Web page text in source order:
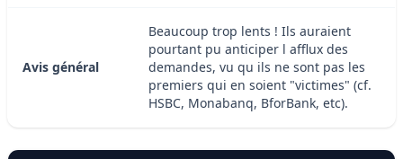
Avis général
Beaucoup trop lents ! Ils auraient
pourtant pu anticiper l afflux des
demandes, vu qu ils ne sont pas les
premiers qui en soient "victimes" (cf.
HSBC, Monabanq, BforBank, etc).